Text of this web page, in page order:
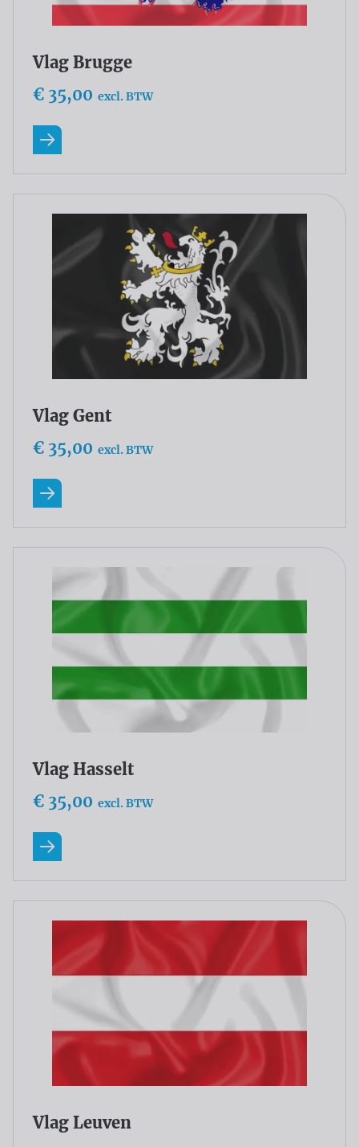
Vlag Brugge
€ 35,00 excl. BTW
Lees meer
Vlag Gent
€ 35,00 excl. BTW
Lees meer
Vlag Hasselt
€ 35,00 excl. BTW
Lees meer
Vlag Leuven